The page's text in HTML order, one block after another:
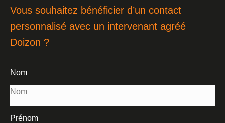
Vous souhaitez bénéficier d’un contact
personnalisé avec un intervenant agréé
Doizon ?
Nom
Prénom